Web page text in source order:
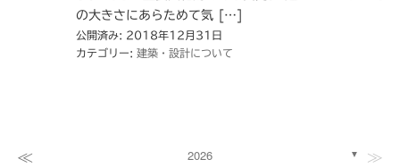
の大きさにあらためて気 […]
公開済み: 2018年12月31日
カテゴリー: 建築・設計について
≪ 2026 ▼ ≫